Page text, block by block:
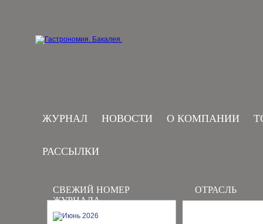
ЖУРНАЛ НОВОСТИ О КОМПАНИИ
РАССЫЛКИ
СВЕЖИЙ НОМЕР
ЖУРНАЛА
ОТРАСЛЬ